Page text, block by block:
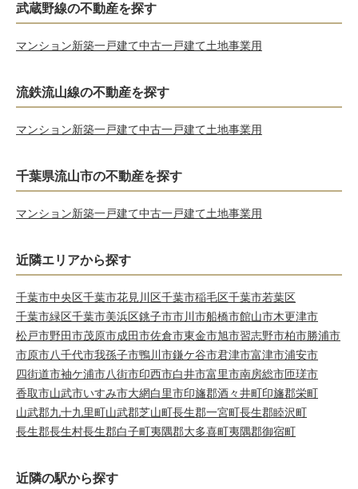
武蔵野線の不動産を探す
マンション新築一戸建て中古一戸建て土地事業用
流鉄流山線の不動産を探す
マンション新築一戸建て中古一戸建て土地事業用
千葉県流山市の不動産を探す
マンション新築一戸建て中古一戸建て土地事業用
近隣エリアから探す
千葉市中央区千葉市花見川区千葉市稲毛区千葉市若葉区
千葉市緑区千葉市美浜区銚子市市川市船橋市館山市木更津市
松戸市野田市茂原市成田市佐倉市東金市旭市習志野市柏市勝浦市
市原市八千代市我孫子市鴨川市鎌ケ谷市君津市富津市浦安市
四街道市袖ケ浦市八街市印西市白井市富里市南房総市匝瑳市
香取市山武市いすみ市大網白里市印旛郡酒々井町印旛郡栄町
山武郡九十九里町山武郡芝山町長生郡一宮町長生郡睦沢町
長生郡長生村長生郡白子町夷隅郡大多喜町夷隅郡御宿町
近隣の駅から探す